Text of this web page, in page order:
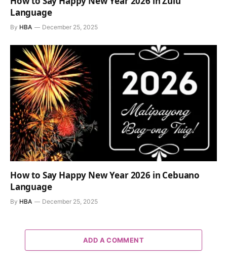
Language
By HBA December 25, 2025
How to Say Happy New Year 2026 in Cebuano
Language
By HBA December 25, 2025
ADD A COMMENT